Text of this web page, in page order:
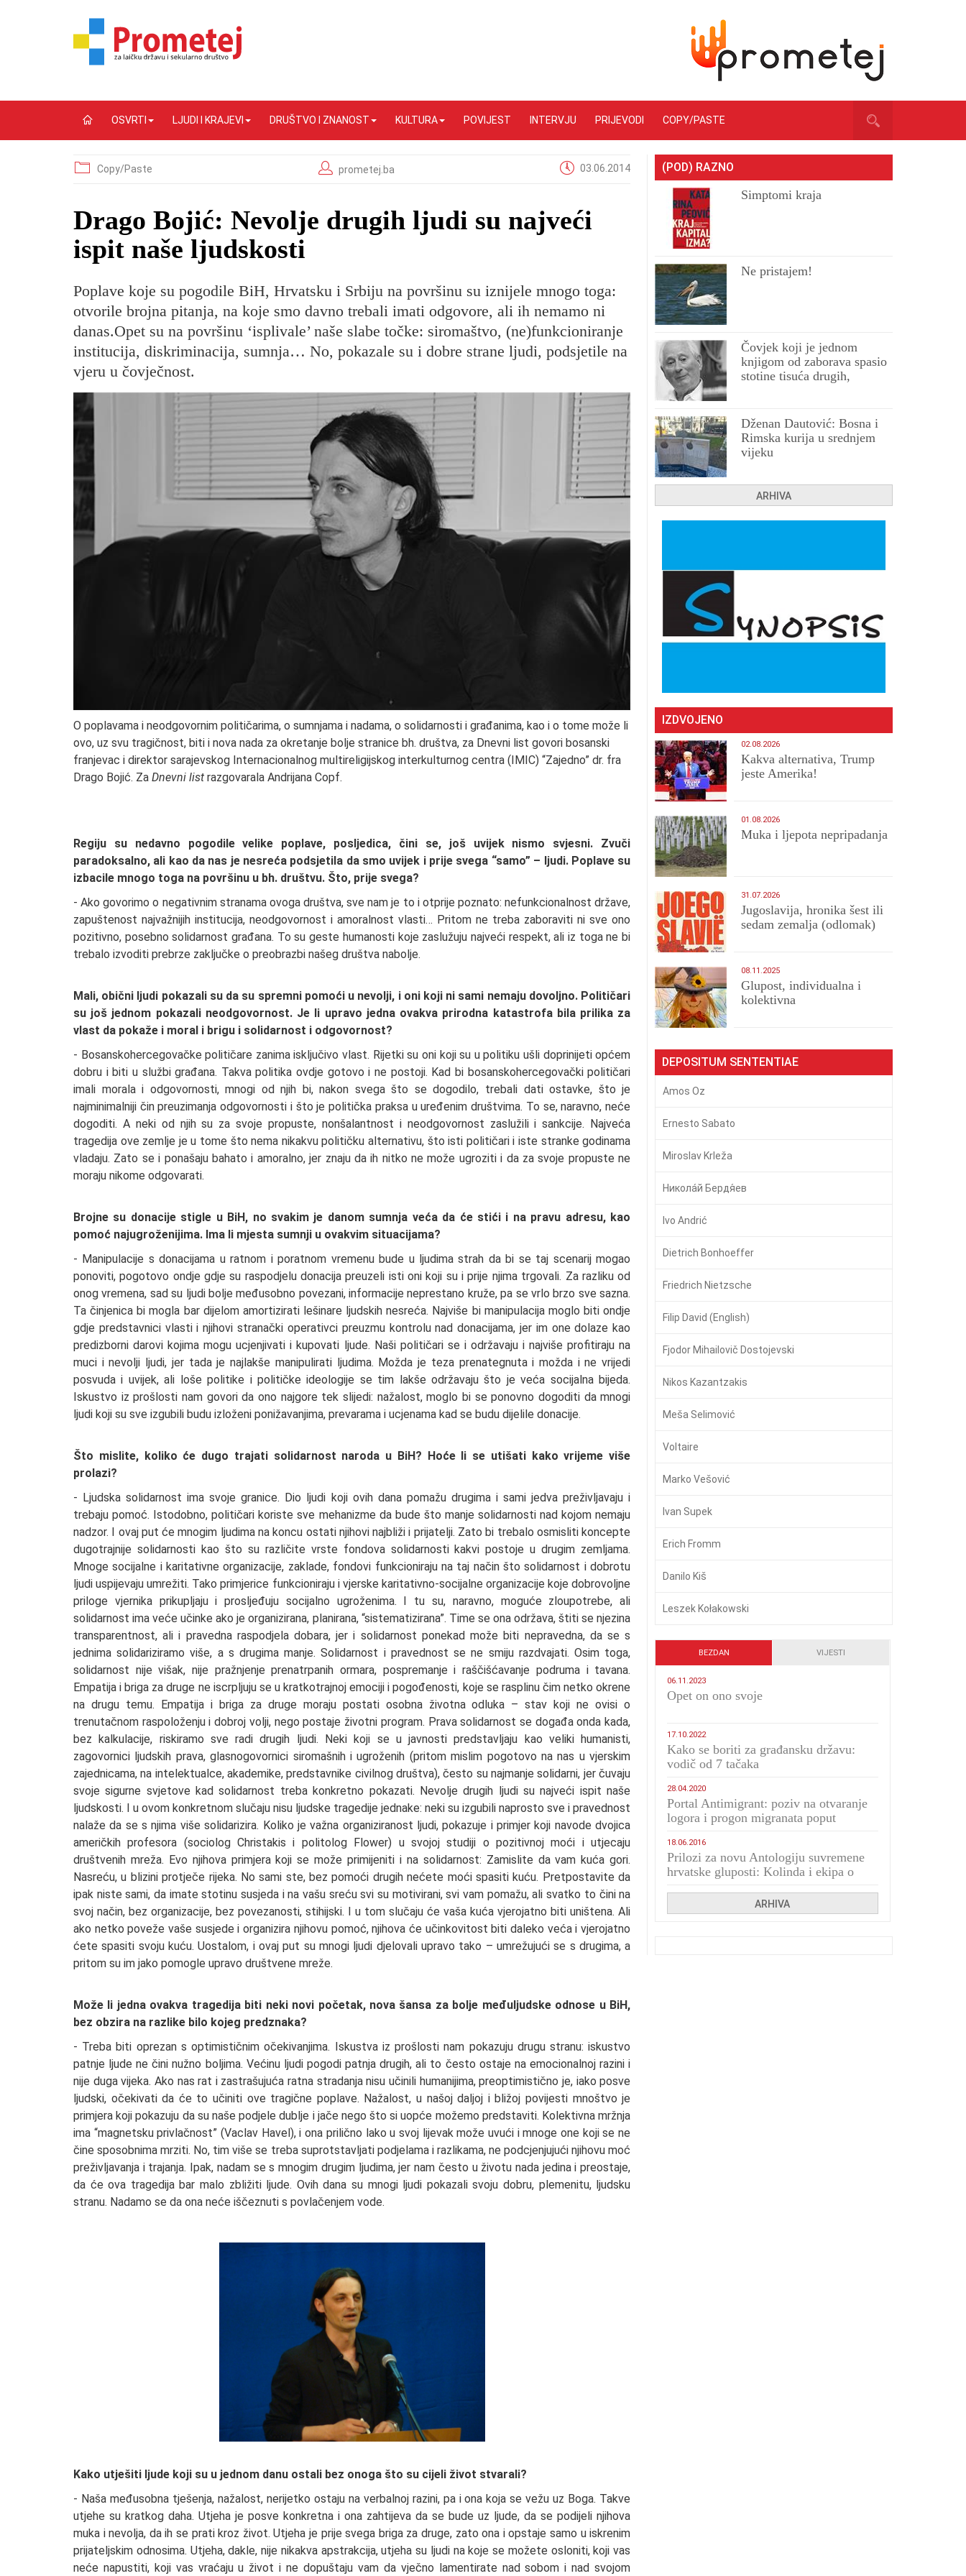
OSVRTI LJUDI I KRAJEVI DRUŠTVO I ZNANOST KULTURA POVIJEST INTERVJU PRIJEVODI COPY/PASTE
Copy/Paste prometej.ba 03.06.2014
Drago Bojić: Nevolje drugih ljudi su najveći
ispit naše ljudskosti
Poplave koje su pogodile BiH, Hrvatsku i Srbiju na površinu su iznijele mnogo toga:
otvorile brojna pitanja, na koje smo davno trebali imati odgovore, ali ih nemamo ni
danas.Opet su na površinu ‘isplivale’ naše slabe točke: siromaštvo, (ne)funkcioniranje
institucija, diskriminacija, sumnja… No, pokazale su i dobre strane ljudi, podsjetile na
vjeru u čovječnost.
O poplavama i neodgovornim političarima, o sumnjama i nadama, o solidarnosti i građanima, kao i o tome može li
ovo, uz svu tragičnost, biti i nova nada za okretanje bolje stranice bh. društva, za Dnevni list govori bosanski
franjevac i direktor sarajevskog Internacionalnog multireligijskog interkulturnog centra (IMIC) “Zajedno” dr. fra
Drago Bojić. Za Dnevni list razgovarala Andrijana Copf.
Regiju su nedavno pogodile velike poplave, posljedica, čini se, još uvijek nismo svjesni. Zvuči
paradoksalno, ali kao da nas je nesreća podsjetila da smo uvijek i prije svega “samo” – ljudi. Poplave su
izbacile mnogo toga na površinu u bh. društvu. Što, prije svega?
- Ako govorimo o negativnim stranama ovoga društva, sve nam je to i otprije poznato: nefunkcionalnost države,
zapuštenost najvažnijih institucija, neodgovornost i amoralnost vlasti… Pritom ne treba zaboraviti ni sve ono
pozitivno, posebno solidarnost građana. To su geste humanosti koje zaslužuju najveći respekt, ali iz toga ne bi
trebalo izvoditi prebrze zaključke o preobrazbi našeg društva nabolje.
Mali, obični ljudi pokazali su da su spremni pomoći u nevolji, i oni koji ni sami nemaju dovoljno. Političari
su još jednom pokazali neodgovornost. Je li upravo jedna ovakva prirodna katastrofa bila prilika za
vlast da pokaže i moral i brigu i solidarnost i odgovornost?
- Bosanskohercegovačke političare zanima isključivo vlast. Rijetki su oni koji su u politiku ušli doprinijeti općem
dobru i biti u službi građana. Takva politika ovdje gotovo i ne postoji. Kad bi bosanskohercegovački političari
imali morala i odgovornosti, mnogi od njih bi, nakon svega što se dogodilo, trebali dati ostavke, što je
najminimalniji čin preuzimanja odgovornosti i što je politička praksa u uređenim društvima. To se, naravno, neće
dogoditi. A neki od njih su za svoje propuste, nonšalantnost i neodgovornost zaslužili i sankcije. Najveća
tragedija ove zemlje je u tome što nema nikakvu političku alternativu, što isti političari i iste stranke godinama
vladaju. Zato se i ponašaju bahato i amoralno, jer znaju da ih nitko ne može ugroziti i da za svoje propuste ne
moraju nikome odgovarati.
Brojne su donacije stigle u BiH, no svakim je danom sumnja veća da će stići i na pravu adresu, kao
pomoć najugroženijima. Ima li mjesta sumnji u ovakvim situacijama?
- Manipulacije s donacijama u ratnom i poratnom vremenu bude u ljudima strah da bi se taj scenarij mogao
ponoviti, pogotovo ondje gdje su raspodjelu donacija preuzeli isti oni koji su i prije njima trgovali. Za razliku od
onog vremena, sad su ljudi bolje međusobno povezani, informacije neprestano kruže, pa se vrlo brzo sve sazna.
Ta činjenica bi mogla bar dijelom amortizirati lešinare ljudskih nesreća. Najviše bi manipulacija moglo biti ondje
gdje predstavnici vlasti i njihovi stranački operativci preuzmu kontrolu nad donacijama, jer im one dolaze kao
predizborni darovi kojima mogu ucjenjivati i kupovati ljude. Naši političari se i održavaju i najviše profitiraju na
muci i nevolji ljudi, jer tada je najlakše manipulirati ljudima. Možda je teza prenategnuta i možda i ne vrijedi
posvuda i uvijek, ali loše politike i političke ideologije se tim lakše održavaju što je veća socijalna bijeda.
Iskustvo iz prošlosti nam govori da ono najgore tek slijedi: nažalost, moglo bi se ponovno dogoditi da mnogi
ljudi koji su sve izgubili budu izloženi ponižavanjima, prevarama i ucjenama kad se budu dijelile donacije.
Što mislite, koliko će dugo trajati solidarnost naroda u BiH? Hoće li se utišati kako vrijeme više
prolazi?
- Ljudska solidarnost ima svoje granice. Dio ljudi koji ovih dana pomažu drugima i sami jedva preživljavaju i
trebaju pomoć. Istodobno, političari koriste sve mehanizme da bude što manje solidarnosti nad kojom nemaju
nadzor. I ovaj put će mnogim ljudima na koncu ostati njihovi najbliži i prijatelji. Zato bi trebalo osmisliti koncepte
dugotrajnije solidarnosti kao što su različite vrste fondova solidarnosti kakvi postoje u drugim zemljama.
Mnoge socijalne i karitativne organizacije, zaklade, fondovi funkcioniraju na taj način što solidarnost i dobrotu
ljudi uspijevaju umrežiti. Tako primjerice funkcioniraju i vjerske karitativno-socijalne organizacije koje dobrovoljne
priloge vjernika prikupljaju i prosljeđuju socijalno ugroženima. I tu su, naravno, moguće zloupotrebe, ali
solidarnost ima veće učinke ako je organizirana, planirana, “sistematizirana”. Time se ona održava, štiti se njezina
transparentnost, ali i pravedna raspodjela dobara, jer i solidarnost ponekad može biti nepravedna, da se s
jednima solidariziramo više, a s drugima manje. Solidarnost i pravednost se ne smiju razdvajati. Osim toga,
solidarnost nije višak, nije pražnjenje prenatrpanih ormara, pospremanje i raščišćavanje podruma i tavana.
Empatija i briga za druge ne iscrpljuju se u kratkotrajnoj emociji i pogođenosti, koje se rasplinu čim netko okrene
na drugu temu. Empatija i briga za druge moraju postati osobna životna odluka – stav koji ne ovisi o
trenutačnom raspoloženju i dobroj volji, nego postaje životni program. Prava solidarnost se događa onda kada,
bez kalkulacije, riskiramo sve radi drugih ljudi. Neki koji se u javnosti predstavljaju kao veliki humanisti,
zagovornici ljudskih prava, glasnogovornici siromašnih i ugroženih (pritom mislim pogotovo na nas u vjerskim
zajednicama, na intelektualce, akademike, predstavnike civilnog društva), često su najmanje solidarni, jer čuvaju
svoje sigurne svjetove kad solidarnost treba konkretno pokazati. Nevolje drugih ljudi su najveći ispit naše
ljudskosti. I u ovom konkretnom slučaju nisu ljudske tragedije jednake: neki su izgubili naprosto sve i pravednost
nalaže da se s njima više solidarizira. Koliko je važna organiziranost ljudi, pokazuje i primjer koji navode dvojica
američkih profesora (sociolog Christakis i politolog Flower) u svojoj studiji o pozitivnoj moći i utjecaju
društvenih mreža. Evo njihova primjera koji se može primijeniti i na solidarnost: Zamislite da vam kuća gori.
Nasreću, u blizini protječe rijeka. No sami ste, bez pomoći drugih nećete moći spasiti kuću. Pretpostavite da
ipak niste sami, da imate stotinu susjeda i na vašu sreću svi su motivirani, svi vam pomažu, ali svatko to čini na
svoj način, bez organizacije, bez povezanosti, stihijski. I u tom slučaju će vaša kuća vjerojatno biti uništena. Ali
ako netko poveže vaše susjede i organizira njihovu pomoć, njihova će učinkovitost biti daleko veća i vjerojatno
ćete spasiti svoju kuću. Uostalom, i ovaj put su mnogi ljudi djelovali upravo tako – umrežujući se s drugima, a
pritom su im jako pomogle upravo društvene mreže.
Može li jedna ovakva tragedija biti neki novi početak, nova šansa za bolje međuljudske odnose u BiH,
bez obzira na razlike bilo kojeg predznaka?
- Treba biti oprezan s optimističnim očekivanjima. Iskustva iz prošlosti nam pokazuju drugu stranu: iskustvo
patnje ljude ne čini nužno boljima. Većinu ljudi pogodi patnja drugih, ali to često ostaje na emocionalnoj razini i
nije duga vijeka. Ako nas rat i zastrašujuća ratna stradanja nisu učinili humanijima, preoptimistično je, iako posve
ljudski, očekivati da će to učiniti ove tragične poplave. Nažalost, u našoj daljoj i bližoj povijesti mnoštvo je
primjera koji pokazuju da su naše podjele dublje i jače nego što si uopće možemo predstaviti. Kolektivna mržnja
ima “magnetsku privlačnost” (Vaclav Havel), i ona prilično lako u svoj lijevak može uvući i mnoge one koji se ne
čine sposobnima mrziti. No, tim više se treba suprotstavljati podjelama i razlikama, ne podcjenjujući njihovu moć
preživljavanja i trajanja. Ipak, nadam se s mnogim drugim ljudima, jer nam često u životu nada jedina i preostaje,
da će ova tragedija bar malo zbližiti ljude. Ovih dana su mnogi ljudi pokazali svoju dobru, plemenitu, ljudsku
stranu. Nadamo se da ona neće iščeznuti s povlačenjem vode.
Kako utješiti ljude koji su u jednom danu ostali bez onoga što su cijeli život stvarali?
- Naša međusobna tješenja, nažalost, nerijetko ostaju na verbalnoj razini, pa i ona koja se vežu uz Boga. Takve
utjehe su kratkog daha. Utjeha je posve konkretna i ona zahtijeva da se bude uz ljude, da se podijeli njihova
muka i nevolja, da ih se prati kroz život. Utjeha je prije svega briga za druge, zato ona i opstaje samo u iskrenim
prijateljskim odnosima. Utjeha, dakle, nije nikakva apstrakcija, utjeha su ljudi na koje se možete osloniti, koji vas
neće napustiti, koji vas vraćaju u život i ne dopuštaju vam da vječno lamentirate nad sobom i nad svojom
(POD) RAZNO
Simptomi kraja
Ne pristajem!
Čovjek koji je jednom
knjigom od zaborava spasio
stotine tisuća drugih,
Dženan Dautović: Bosna i
Rimska kurija u srednjem
vijeku
ARHIVA
IZDVOJENO
02.08.2026
Kakva alternativa, Trump
jeste Amerika!
01.08.2026
Muka i ljepota nepripadanja
31.07.2026
Jugoslavija, hronika šest ili
sedam zemalja (odlomak)
08.11.2025
Glupost, individualna i
kolektivna
DEPOSITUM SENTENTIAE
Amos Oz
Ernesto Sabato
Miroslav Krleža
Никола́й Бердя́ев
Ivo Andrić
Dietrich Bonhoeffer
Friedrich Nietzsche
Filip David (English)
Fjodor Mihailovič Dostojevski
Nikos Kazantzakis
Meša Selimović
Voltaire
Marko Vešović
Ivan Supek
Erich Fromm
Danilo Kiš
Leszek Kołakowski
BEZDAN VIJESTI
06.11.2023
​Opet on ono svoje
17.10.2022
Kako se boriti za građansku državu:
vodič od 7 tačaka
28.04.2020
Portal Antimigrant: poziv na otvaranje
logora i progon migranata poput
18.06.2016
Prilozi za novu Antologiju suvremene
hrvatske gluposti: Kolinda i ekipa o
ARHIVA